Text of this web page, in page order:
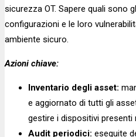
sicurezza OT. Sapere quali sono
configurazioni e le loro
ambiente sicuro.
Azioni chiave:
Inventario degli asset:
e aggiornato di tutti gli
gestire i dispositivi presenti
Audit periodici: eseguite